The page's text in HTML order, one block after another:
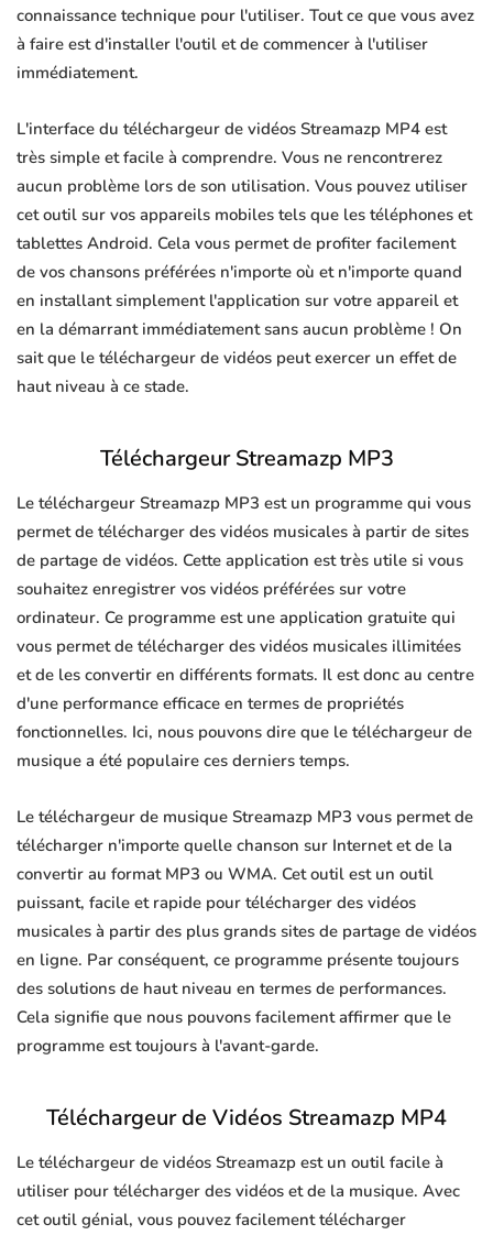
connaissance technique pour l'utiliser. Tout ce que vous avez
à faire est d'installer l'outil et de commencer à l'utiliser
immédiatement.
L'interface du téléchargeur de vidéos Streamazp MP4 est
très simple et facile à comprendre. Vous ne rencontrerez
aucun problème lors de son utilisation. Vous pouvez utiliser
cet outil sur vos appareils mobiles tels que les téléphones et
tablettes Android. Cela vous permet de profiter facilement
de vos chansons préférées n'importe où et n'importe quand
en installant simplement l'application sur votre appareil et
en la démarrant immédiatement sans aucun problème ! On
sait que le téléchargeur de vidéos peut exercer un effet de
haut niveau à ce stade.
Téléchargeur Streamazp MP3
Le téléchargeur Streamazp MP3 est un programme qui vous
permet de télécharger des vidéos musicales à partir de sites
de partage de vidéos. Cette application est très utile si vous
souhaitez enregistrer vos vidéos préférées sur votre
ordinateur. Ce programme est une application gratuite qui
vous permet de télécharger des vidéos musicales illimitées
et de les convertir en différents formats. Il est donc au centre
d'une performance efficace en termes de propriétés
fonctionnelles. Ici, nous pouvons dire que le téléchargeur de
musique a été populaire ces derniers temps.
Le téléchargeur de musique Streamazp MP3 vous permet de
télécharger n'importe quelle chanson sur Internet et de la
convertir au format MP3 ou WMA. Cet outil est un outil
puissant, facile et rapide pour télécharger des vidéos
musicales à partir des plus grands sites de partage de vidéos
en ligne. Par conséquent, ce programme présente toujours
des solutions de haut niveau en termes de performances.
Cela signifie que nous pouvons facilement affirmer que le
programme est toujours à l'avant-garde.
Téléchargeur de Vidéos Streamazp MP4
Le téléchargeur de vidéos Streamazp est un outil facile à
utiliser pour télécharger des vidéos et de la musique. Avec
cet outil génial, vous pouvez facilement télécharger